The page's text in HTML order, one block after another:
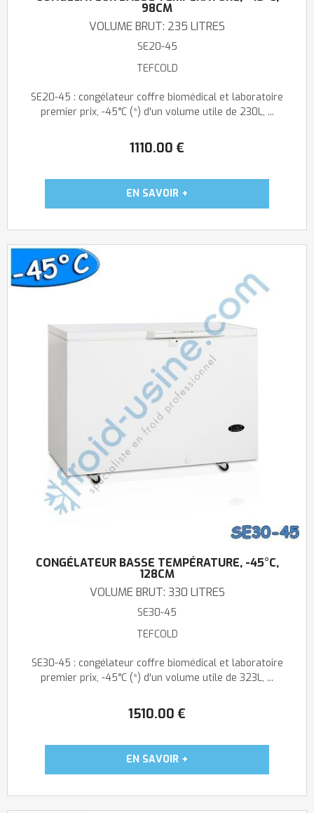
98CM
VOLUME BRUT: 235 LITRES
SE20-45
TEFCOLD
1110.00 €
SE20-45 : congélateur coffre biomédical et laboratoire
premier prix, -45°C (*) d'un volume utile de 230L, ...
CONGÉLATEUR BASSE TEMPÉRATURE, -45°C,
128CM
VOLUME BRUT: 330 LITRES
SE30-45
TEFCOLD
1510.00 €
SE30-45 : congélateur coffre biomédical et laboratoire
premier prix, -45°C (*) d'un volume utile de 323L, ...